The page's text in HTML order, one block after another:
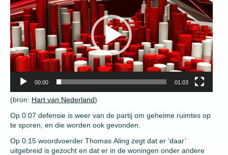
00:00 01:03
(bron: Hart van Nederland)
Op 0:07 defensie is weer van de partij om geheime ruimtes op
te sporen, en die worden ook gevonden.
Op 0:15 woordvoerder Thomas Aling zegt dat er ‘daar’
uitgebreid is gezocht en dat er in de woningen onder andere